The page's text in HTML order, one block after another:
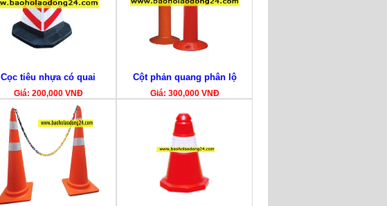
Cọc tiêu nhựa có quai
Giá: 200,000 VNĐ
Cột phản quang phân lộ
Giá: 300,000 VNĐ